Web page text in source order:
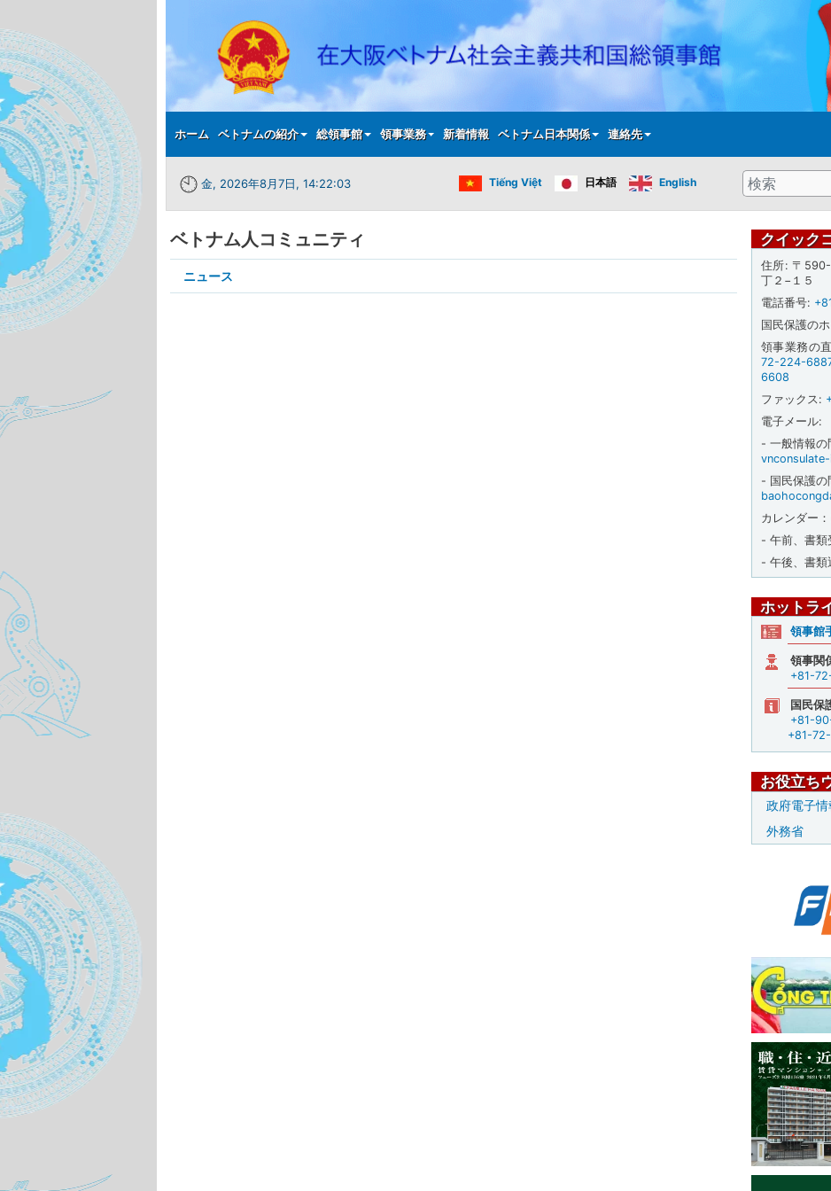
ン
ン
ン
に
移
Main menu
ホーム ベトナムの紹介 総領事館 領事業務 新着情報 ベトナム日本関係 連絡先
金, 2026年8月7日, 14:22:03 Tiếng Việt 日本語 English
検
索
ベトナム人コミュニティ
Submenu2
ニュース
クイック
住所: 〒
丁２−１５
電話番号:
国民保護の
領事業務の
72-224-
6608
ファックス:
電子メール:
- 一般情報の
- 国民保護の
カレンダー
- 午前、書類
- 午後、書類
ホットラ
領事館
領事関
+81-
国民保
+81-
+81-
お役立ち
政府電子情
外務省